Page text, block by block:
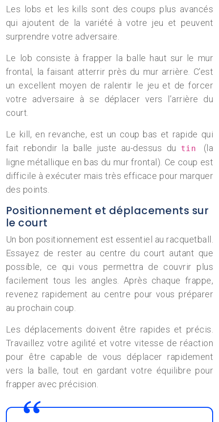
Les lobs et les kills sont des coups plus avancés
qui ajoutent de la variété à votre jeu et peuvent
surprendre votre adversaire.
Le lob consiste à frapper la balle haut sur le mur
frontal, la faisant atterrir près du mur arrière. C’est
un excellent moyen de ralentir le jeu et de forcer
votre adversaire à se déplacer vers l’arrière du
court.
Le kill, en revanche, est un coup bas et rapide qui
fait rebondir la balle juste au-dessus du
tin (la
ligne métallique en bas du mur frontal). Ce coup est
difficile à exécuter mais très efficace pour marquer
des points.
Positionnement et déplacements sur
le court
Un bon positionnement est essentiel au racquetball.
Essayez de rester au centre du court autant que
possible, ce qui vous permettra de couvrir plus
facilement tous les angles. Après chaque frappe,
revenez rapidement au centre pour vous préparer
au prochain coup.
Les déplacements doivent être rapides et précis.
Travaillez votre agilité et votre vitesse de réaction
pour être capable de vous déplacer rapidement
vers la balle, tout en gardant votre équilibre pour
frapper avec précision.